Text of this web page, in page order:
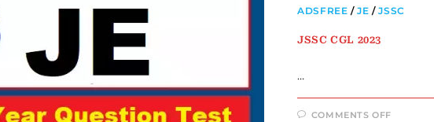
ADSFREE /JE /JSSC
JSSC CGL 2023
…
COMMENTS OFF